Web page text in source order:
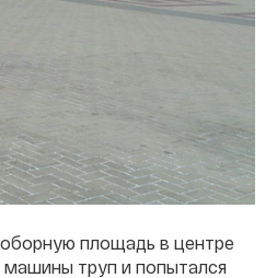
площадь в центре
машины труп и попытался